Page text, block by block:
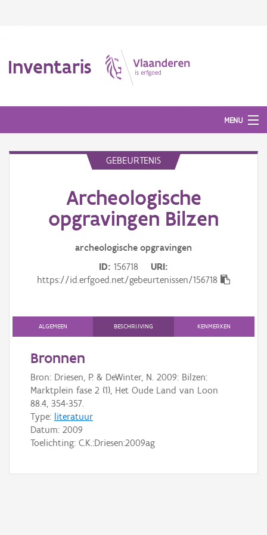
Inventaris
MENU
Aanduidingsobject
Waarneming
Gebeurtenis
Downloads
Hergebruik
Aanmelden
GEBEURTENIS
Archeologische
opgravingen Bilzen
archeologische opgravingen
ID 156718
URI
https://id.erfgoed.net/gebeurtenissen/156718
ALGEMEEN BESCHRIJVING KENMERKEN
Bronnen
Bron: Driesen, P. & DeWinter, N. 2009: Bilzen:
Marktplein fase 2 (1), Het Oude Land van Loon
88.4, 354-357.
Type: literatuur
Datum: 2009
Toelichting: C.K.:Driesen:2009ag